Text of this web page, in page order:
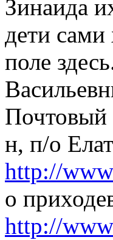
Зинаида
дети сами
поле
Почтовый
н, п/о
http://
о
http://